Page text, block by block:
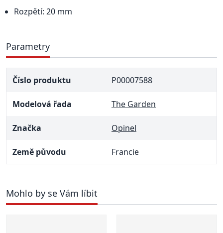
Rozpětí: 20 mm
Parametry
Číslo produktu P00007588
Modelová řada The Garden
Značka Opinel
Země původu Francie
Mohlo by se Vám líbit